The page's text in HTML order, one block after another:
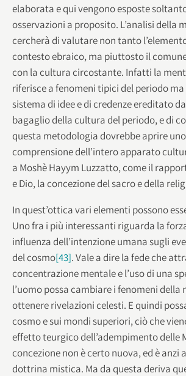
elaborata e qui vengono esposte
osservazioni a proposito. L’analisi della
cercherà di valutare non tanto
contesto ebraico, ma piuttosto il
con la cultura circostante. Infatti la
riferisce a fenomeni tipici del periodo
sistema di idee e di credenze ereditato
bagaglio della cultura del periodo, e di
questa metodologia dovrebbe aprire
comprensione dell’intero apparato
a Moshè Hayym Luzzatto, come il
e Dio, la concezione del sacro e della
In quest’ottica vari elementi possono
Uno fra i più interessanti riguarda la
influenza dell’intenzione umana sugli
del cosmo[43]. Vale a dire la fede che
concentrazione mentale e l’uso di una
l’uomo possa cambiare i fenomeni della
ottenere rivelazioni celesti. E quindi
cosmo e sui mondi superiori, ciò che
effetto teurgico dell’adempimento delle
concezione non è certo nuova, ed è anzi
dottrina mistica. Ma da questa deriva